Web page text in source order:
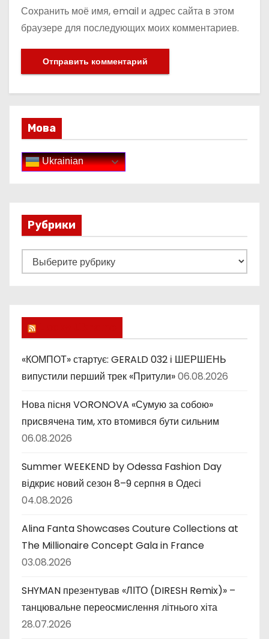
Сохранить моё имя, email и адрес сайта в этом
браузере для последующих моих комментариев.
Мова
Ukrainian
Рубрики
у
к
и
«КОМПОТ» стартує: GERALD 032 і ШЕРШЕНЬ
випустили перший трек «Притули»06.08.2026
Нова пісня VORONOVA «Сумую за собою»
присвячена тим, хто втомився бути сильним
06.08.2026
Summer WEEKEND by Odessa Fashion Day
відкриє новий сезон 8–9 серпня в Одесі
04.08.2026
Alina Fanta Showcases Couture Collections at
The Millionaire Concept Gala in France
03.08.2026
SHYMAN презентував «ЛІТО (DIRESH Remix)» –
танцювальне переосмислення літнього хіта
28.07.2026